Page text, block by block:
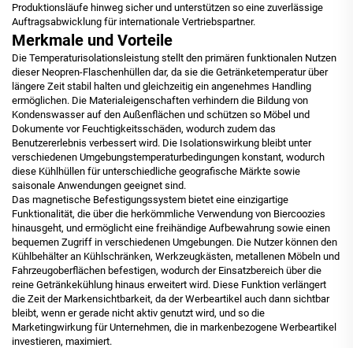
Produktionsläufe hinweg sicher und unterstützen so eine zuverlässige
Auftragsabwicklung für internationale Vertriebspartner.
Merkmale und Vorteile
Die Temperaturisolationsleistung stellt den primären funktionalen Nutzen
dieser Neopren-Flaschenhüllen dar, da sie die Getränketemperatur über
längere Zeit stabil halten und gleichzeitig ein angenehmes Handling
ermöglichen. Die Materialeigenschaften verhindern die Bildung von
Kondenswasser auf den Außenflächen und schützen so Möbel und
Dokumente vor Feuchtigkeitsschäden, wodurch zudem das
Benutzererlebnis verbessert wird. Die Isolationswirkung bleibt unter
verschiedenen Umgebungstemperaturbedingungen konstant, wodurch
diese Kühlhüllen für unterschiedliche geografische Märkte sowie
saisonale Anwendungen geeignet sind.
Das magnetische Befestigungssystem bietet eine einzigartige
Funktionalität, die über die herkömmliche Verwendung von Biercoozies
hinausgeht, und ermöglicht eine freihändige Aufbewahrung sowie einen
bequemen Zugriff in verschiedenen Umgebungen. Die Nutzer können den
Kühlbehälter an Kühlschränken, Werkzeugkästen, metallenen Möbeln und
Fahrzeugoberflächen befestigen, wodurch der Einsatzbereich über die
reine Getränkekühlung hinaus erweitert wird. Diese Funktion verlängert
die Zeit der Markensichtbarkeit, da der Werbeartikel auch dann sichtbar
bleibt, wenn er gerade nicht aktiv genutzt wird, und so die
Marketingwirkung für Unternehmen, die in markenbezogene Werbeartikel
investieren, maximiert.